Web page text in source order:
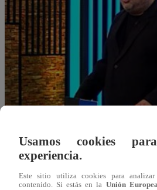
Usamos cookies
experiencia.
Este sitio utiliza cookies para
contenido. Si estás en la Unión Europea